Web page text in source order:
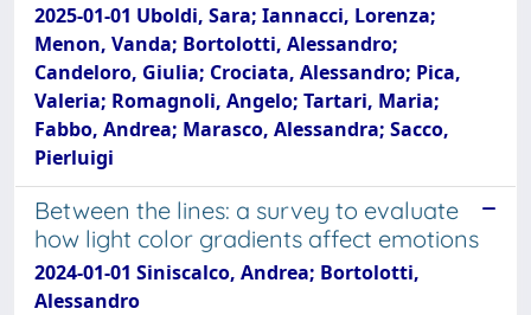
2025-01-01 Uboldi, Sara; Iannacci, Lorenza;
Menon, Vanda; Bortolotti, Alessandro;
Candeloro, Giulia; Crociata, Alessandro; Pica,
Valeria; Romagnoli, Angelo; Tartari, Maria;
Fabbo, Andrea; Marasco, Alessandra; Sacco,
Pierluigi
Between the lines: a survey to evaluate
how light color gradients affect emotions
2024-01-01 Siniscalco, Andrea; Bortolotti,
Alessandro